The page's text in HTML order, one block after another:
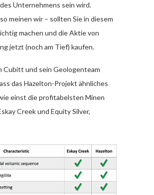
Unternehmens sein wird.
meinen wir – sollten Sie in diesem
machen und die Aktie von
jetzt (noch am Tief) kaufen.
Cubitt und sein Geologenteam
das Hazelton-Projekt ähnliches
einst die profitabelsten Minen
Creek und Equity Silver,